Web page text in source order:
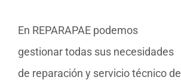
En REPARAPAE podemos
gestionar todas sus necesidades
de reparación y servicio técnico de